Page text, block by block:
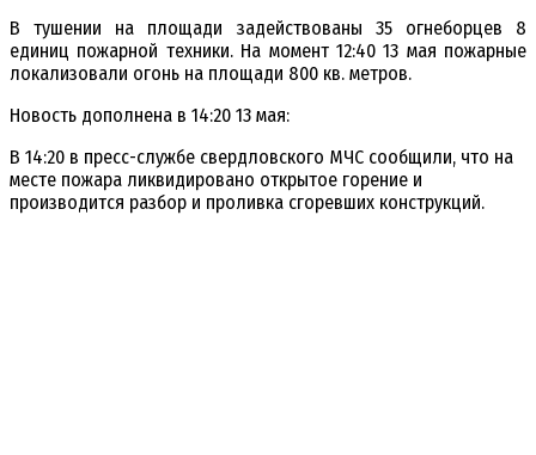
В тушении на площади задействованы 35 огнеборцев 8
единиц пожарной техники. На момент 12:40 13 мая пожарные
локализовали огонь на площади 800 кв. метров.
Новость дополнена в 14:20 13 мая:
В 14:20 в пресс-службе свердловского МЧС сообщили, что на
месте пожара ликвидировано открытое горение и
производится разбор и проливка сгоревших конструкций.